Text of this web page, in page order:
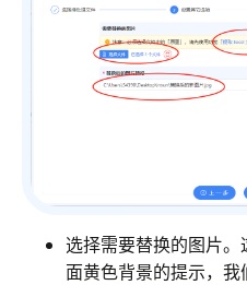
选择需要替换的图片
面黄色背景的提示，我